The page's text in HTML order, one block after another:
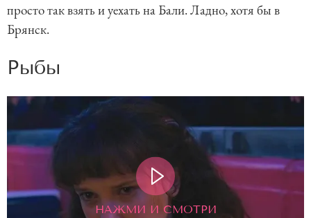
просто так взять и уехать на Бали. Ладно, хотя бы в
Брянск.
Рыбы
НАЖМИ И СМОТРИ